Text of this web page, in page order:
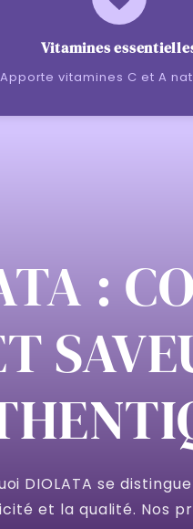
Vitamines
Apporte vitamines C et A
:
DIOLATA se
et la qualité. Nos